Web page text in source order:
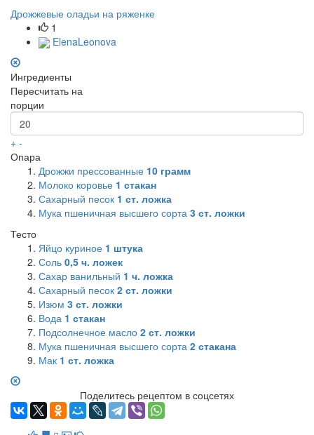
Дрожжевые оладьи на ряженке
1
ElenaLeonova
Ингредиенты
Пересчитать на
порции
+ -
Опара
Дрожжи прессованные 10 грамм
Молоко коровье 1 стакан
Сахарный песок 1 ст. ложка
Мука пшеничная высшего сорта 3 ст. ложки
Тесто
Яйцо куриное 1 штука
Соль 0,5 ч. ложек
Сахар ванильный 1 ч. ложка
Сахарный песок 2 ст. ложки
Изюм 3 ст. ложки
Вода 1 стакан
Подсолнечное масло 2 ст. ложки
Мука пшеничная высшего сорта 2 стакана
Мак 1 ст. ложка
Поделитесь рецептом в соцсетях